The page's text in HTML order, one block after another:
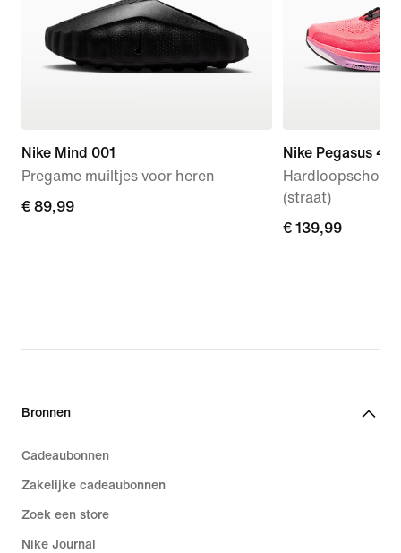
Nike Mind 001
Pregame muiltjes voor heren
€ 89,99
€ 89,99
Nike Pegasus 42
(straat)
€ 139,99
€ 139,99
Bronnen
Cadeaubonnen
Zakelijke cadeaubonnen
Zoek een store
Nike Journal